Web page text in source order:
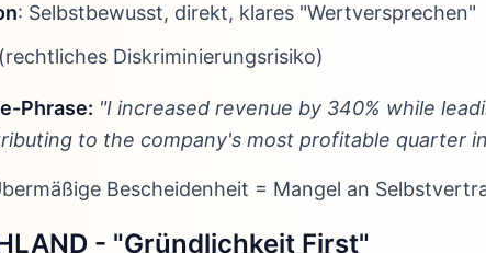
: Selbstbewusst, direkt, klares "Wertversprechen"
Diskriminierungsrisiko)
Phrase: "I increased revenue by 340% while
to the company's most profitable quarter
Bescheidenheit = Mangel an
- "Gründlichkeit First"